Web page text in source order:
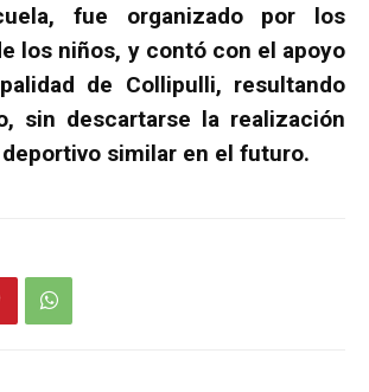
fue organizado por los
los niños, y contó con el apoyo
de Collipulli, resultando
sin descartarse la realización
similar en el futuro.